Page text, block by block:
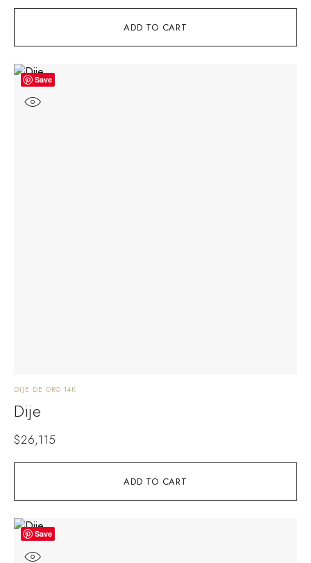
ADD TO CART
Save
ADD TO CART
DIJE DE ORO 14K
Dije
$26,115
Save